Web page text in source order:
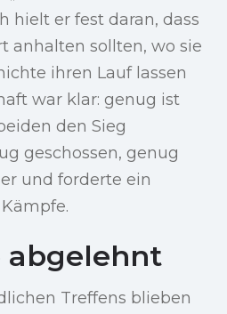
hielt er fest daran, dass
anhalten sollten, wo sie
ihren Lauf lassen
war klar: genug ist
den Sieg
geschossen, genug
und forderte ein
Treffens blieben